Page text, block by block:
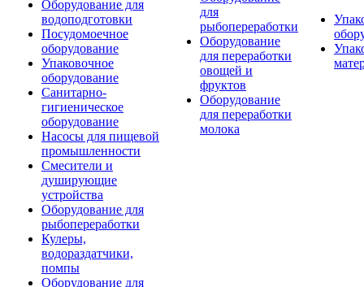
Оборудование для
водоподготовки
Посудомоечное
оборудование
Упаковочное
оборудование
Санитарно-
гигиеническое
оборудование
Насосы для пищевой
промышленности
Смесители и
душирующие
устройства
Оборудование для
рыбопереработки
Кулеры,
водораздатчики,
помпы
Оборудование для
для
рыбопереработки
Оборудование
для переработки
овощей и
фруктов
Оборудование
для переработки
молока